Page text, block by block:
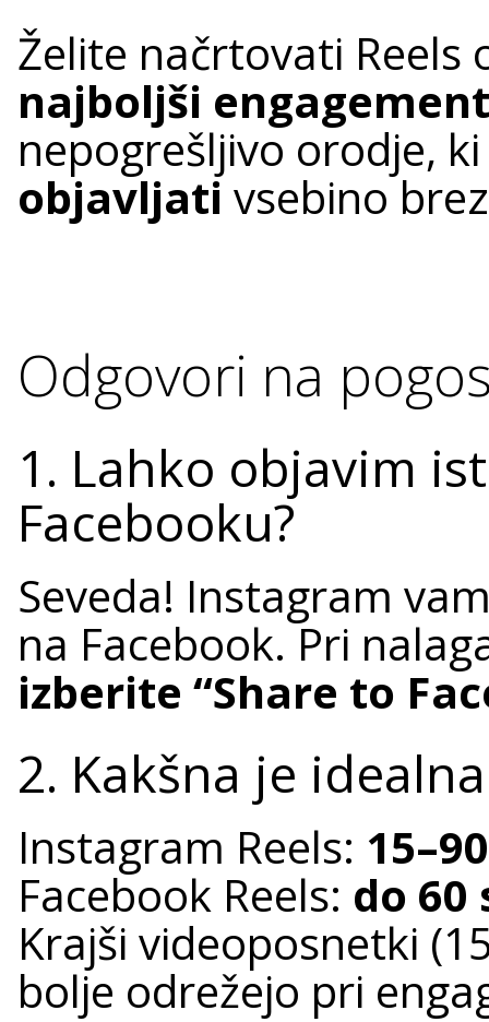
Želite načrtovati Reels
najboljši engagement
nepogrešljivo orodje,
objavljativsebino
Odgovori na
1. Lahko objavim
Facebooku?
Seveda! Instagram
na Facebook. Pri
izberite “Share to
2. Kakšna je
Instagram Reels:
Facebook Reels: do 60
Krajši videoposnetki
bolje odrežejo pri